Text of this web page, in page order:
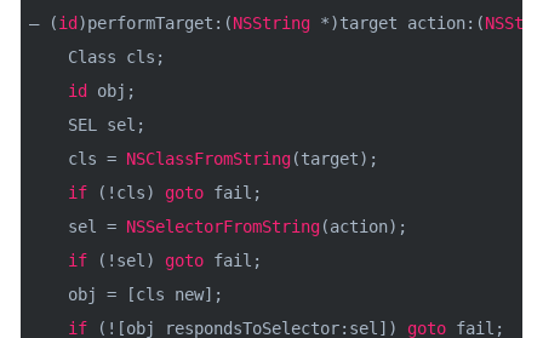
– (id )performTarget:(NSString *)target action:(
Class cls;
id
obj;
SEL sel;
cls = NSClassFromString(target);
if (!cls) goto fail;
sel = NSSelectorFromString(action);
if (!sel) goto fail;
obj = [cls new];
if (![obj respondsToSelector:sel]) goto fail;